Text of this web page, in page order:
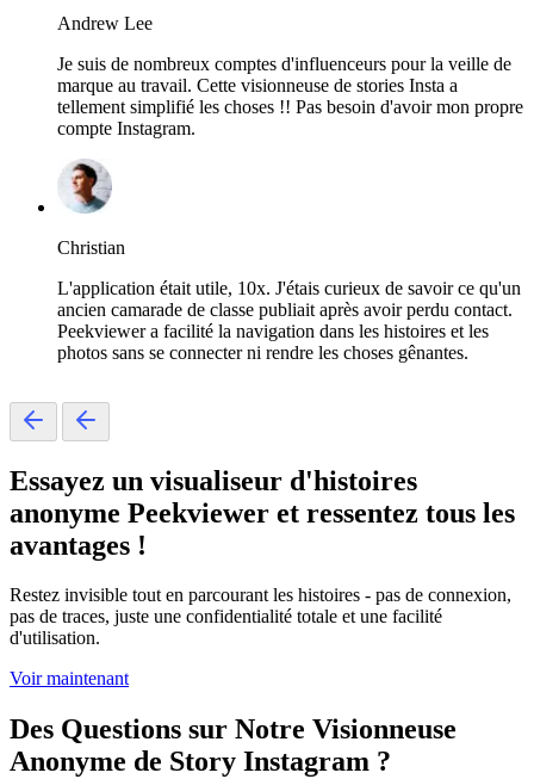
Andrew Lee
Je suis de nombreux comptes d'influenceurs pour la veille de
marque au travail. Cette visionneuse de stories Insta a
tellement simplifié les choses !! Pas besoin d'avoir mon propre
compte Instagram.
Christian
L'application était utile, 10x. J'étais curieux de savoir ce qu'un
ancien camarade de classe publiait après avoir perdu contact.
Peekviewer a facilité la navigation dans les histoires et les
photos sans se connecter ni rendre les choses gênantes.
Essayez un visualiseur d'histoires
anonyme Peekviewer et ressentez tous les
avantages !
Restez invisible tout en parcourant les histoires - pas de connexion,
pas de traces, juste une confidentialité totale et une facilité
d'utilisation.
Voir maintenant
Des Questions sur Notre Visionneuse
Anonyme de Story Instagram ?